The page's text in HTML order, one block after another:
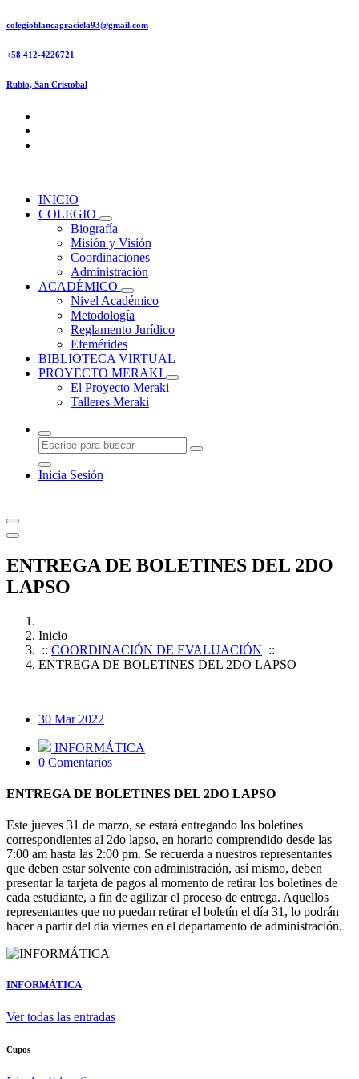
Saltar
contenido
colegioblancagraciela93@gmail.com
+58 412-4226721
Rubio, San Cristobal
INICIO
COLEGIO
Biografía
Misión y Visión
Coordinaciones
Administración
ACADÉMICO
Nivel Académico
Metodología
Reglamento Jurídico
Efemérides
BIBLIOTECA VIRTUAL
PROYECTO MERAKI
El Proyecto Meraki
Talleres Meraki
Inicia Sesión
ENTREGA DE BOLETINES DEL 2DO
LAPSO
Inicio
:: COORDINACIÓN DE EVALUACIÓN ::
ENTREGA DE BOLETINES DEL 2DO LAPSO
30 Mar 2022
INFORMÁTICA
0 Comentarios
ENTREGA DE BOLETINES DEL 2DO LAPSO
Este jueves 31 de marzo, se estará entregando los boletines
correspondientes al 2do lapso, en horario comprendido desde las
7:00 am hasta las 2:00 pm. Se recuerda a nuestros representantes
que deben estar solvente con administración, así mismo, deben
presentar la tarjeta de pagos al momento de retirar los boletines de
cada estudiante, a fin de agilizar el proceso de entrega. Aquellos
representantes que no puedan retirar el boletín el día 31, lo podrán
hacer a partir del dia viernes en el departamento de administración.
INFORMÁTICA
Ver todas las entradas
Cupos